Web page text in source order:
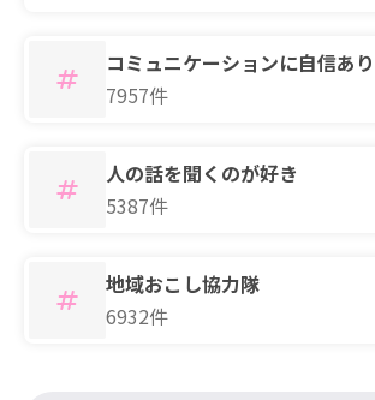
コミュニケーションに自信あり
7957件
人の話を聞くのが好き
5387件
地域おこし協力隊
6932件